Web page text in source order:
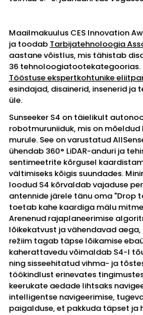
Maailmakuulus CES Innovation
ja toodab Tarbijatehnoloogia
aastane võistlus, mis tähistab
36 tehnoloogiatootekategoorias.
Tööstuse ekspertkohtunike
esindajad, disainerid, insenerid
üle.
Sunseeker S4 on täielikult
robotmuruniiduk, mis on mõeldud
murule. See on varustatud
ühendab 360° LiDAR-anduri ja
sentimeetrite kõrgusel
vältimiseks kõigis suundades.
loodud S4 kõrvaldab vajaduse
antennide järele tänu oma "Drop
toetab kahe kaardiga mälu
Arenenud rajaplaneerimise
lõikekatvust ja vähendavad
režiim tagab täpse lõikamise
kaherattavedu võimaldab S4-l
ning sisseehitatud vihma- ja
töökindlust erinevates
keerukate aedade lihtsaks
intelligentse navigeerimise,
paigalduse, et pakkuda täpset ja